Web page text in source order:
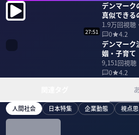
デンマーク
真似できる
1.9万回視聴
0
4.2
27:51
デンマーク
姻・子育て
9,151回視聴
0
4.2
人間社会 日本特集 企業動態 視点